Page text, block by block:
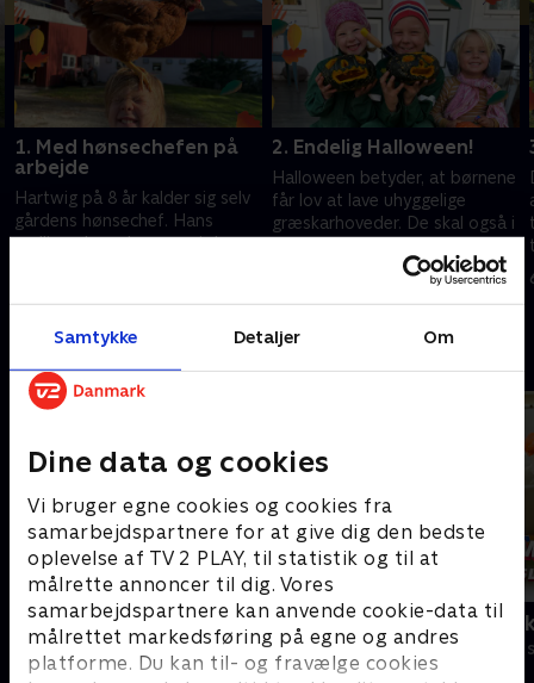
Samtykke Detaljer Om
Dine data og cookies
Vi bruger egne cookies og cookies fra
samarbejdspartnere for at give dig den bedste
oplevelse af TV 2 PLAY, til statistik og til at
målrette annoncer til dig. Vores
samarbejdspartnere kan anvende cookie-data til
målrettet markedsføring på egne og andres
platforme. Du kan til- og fravælge cookies
1. Med hønsechefen på
arbejde
Hartwig på 8 år kalder sig selv
gårdens hønsechef. Hans
yndlingsdyr er høns, og i dag
har på gården.
2. Endelig Halloween!
Halloween betyder, at børnene
får lov at lave uhyggelige
græskarhoveder. De skal også i
er den bedste tid til at plante
6. september 2025 • 14 min
Se hva jeg kan
Børneserier • 2 sæsoner Børneserier • 1